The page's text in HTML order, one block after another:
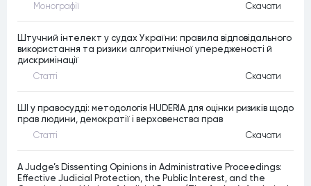
Монографiї Скачати
Штучний інтелект у судах України: правила відповідального
використання та ризики алгоритмічної упередженості й
дискримінації
Статтi Скачати
ШІ у правосудді: методологія HUDERIA для оцінки ризиків щодо
прав людини, демократії і верховенства прав
Статтi Скачати
A Judge’s Dissenting Opinions in Administrative Proceedings:
Effective Judicial Protection, the Public Interest, and the